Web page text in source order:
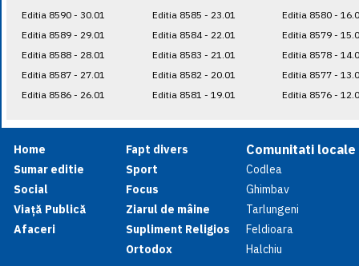
Editia 8590 - 30.01
Editia 8589 - 29.01
Editia 8588 - 28.01
Editia 8587 - 27.01
Editia 8586 - 26.01
Editia 8585 - 23.01
Editia 8584 - 22.01
Editia 8583 - 21.01
Editia 8582 - 20.01
Editia 8581 - 19.01
Editia 8580 -
Editia 8579 -
Editia 8578 -
Editia 8577 -
Editia 8576 -
Home
Sumar editie
Social
Viață Publică
Afaceri
Fapt divers
Sport
Focus
Ziarul de mâine
Supliment Religios
Ortodox
Comunitati locale
Codlea
Ghimbav
Tarlungeni
Feldioara
Halchiu